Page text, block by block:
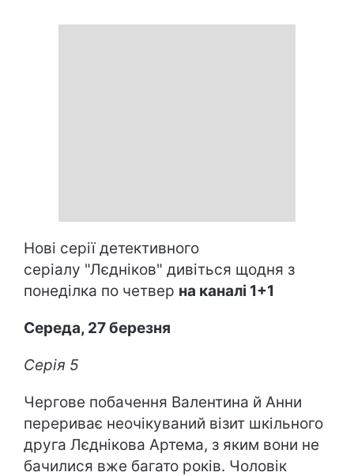
Нові серії детективного
серіалу "Лєдніков" дивіться щодня з
понеділка по четвер на каналі 1+1
Середа, 27 березня
Серія 5
Чергове побачення Валентина й Анни
перериває неочікуваний візит шкільного
друга Лєднікова Артема, з яким вони не
бачилися вже багато років. Чоловік